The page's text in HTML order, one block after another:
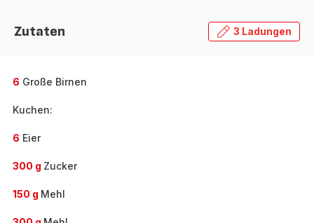
das
Zutaten 3 Ladungen
6 Große Birnen
Kuchen:
6 Eier
300 g Zucker
150 g Mehl